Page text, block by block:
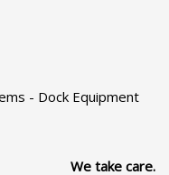
- Dock Equipment
We take care.